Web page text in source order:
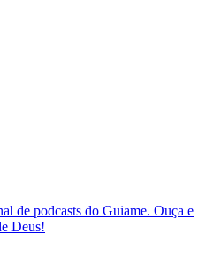
de podcasts do Guiame. Ouça e
Deus!